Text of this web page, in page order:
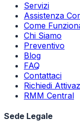
Servizi
Assistenza
Come
Chi Siamo
Preventivo
Blog
FAQ
Contattaci
Richiedi
RMM Central
Sede Legale